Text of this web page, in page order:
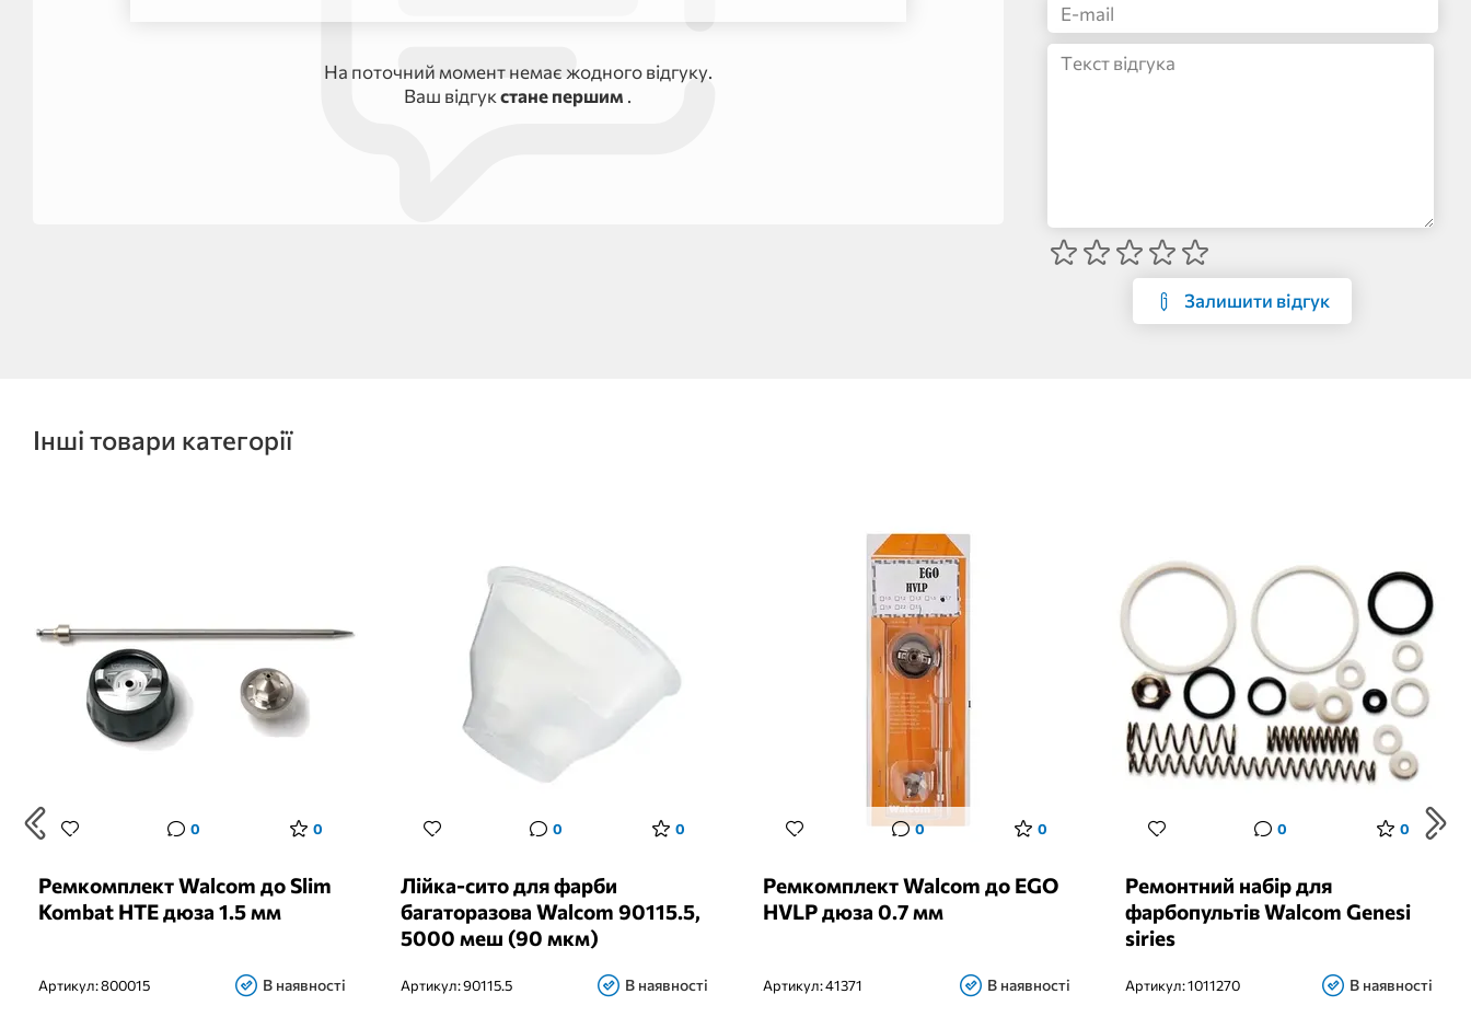
На поточний момент немає жодного відгуку.
Ваш відгукстане першим .
Залишити відгук
Інші товари категорії
0 0
Ремкомплект Walcom до Slim
Kombat HTE дюза 1.5 мм
Артикул:800015 В наявності
0 0
Лійка-сито для фарби
багаторазова Walcom 90115.5,
5000 меш (90 мкм)
Артикул:90115.5 В наявності
0 0
Ремкомплект Walcom до EGO
HVLP дюза 0.7 мм
Артикул:41371 В наявності
0 0
Ремонтний набір для
фарбопультів Walcom Genesi
siries
Артикул:1011270 В наявності